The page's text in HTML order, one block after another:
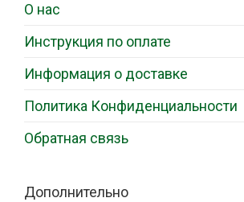
О нас
Инструкция по оплате
Информация о доставке
Политика Конфиденциальности
Обратная связь
Дополнительно